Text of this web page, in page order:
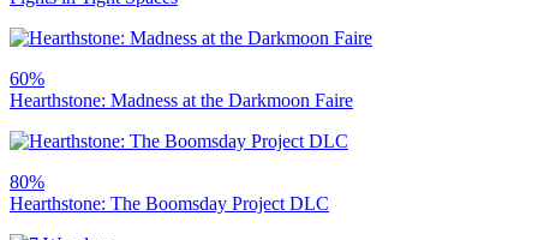
60%
Hearthstone: Madness at the Darkmoon Faire
80%
Hearthstone: The Boomsday Project DLC